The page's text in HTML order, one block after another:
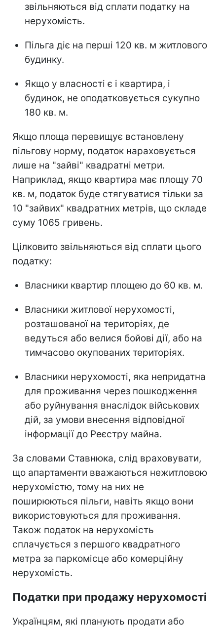
звільняються від сплати податку на
нерухомість.
Пільга діє на перші 120 кв. м житлового
будинку.
Якщо у власності є і квартира, і
будинок, не оподатковується сукупно
180 кв. м.
Якщо площа перевищує встановлену
пільгову норму, податок нараховується
лише на "зайві" квадратні метри.
Наприклад, якщо квартира має площу 70
кв. м, податок буде стягуватися тільки за
10 "зайвих" квадратних метрів, що складе
суму 1065 гривень.
Цілковито звільняються від сплати цього
податку:
Власники квартир площею до 60 кв. м.
Власники житлової нерухомості,
розташованої на територіях, де
ведуться або велися бойові дії, або на
тимчасово окупованих територіях.
Власники нерухомості, яка непридатна
для проживання через пошкодження
або руйнування внаслідок військових
дій, за умови внесення відповідної
інформації до Реєстру майна.
За словами Ставнюка, слід враховувати,
що апартаменти вважаються нежитловою
нерухомістю, тому на них не
поширюються пільги, навіть якщо вони
використовуються для проживання.
Також податок на нерухомість
сплачується з першого квадратного
метра за паркомісце або комерційну
нерухомість.
Податки при продажу нерухомості
Українцям, які планують продати або